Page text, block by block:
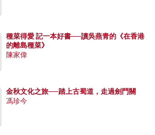
種菜得愛 記一本好書──讀吳燕青的《在香港
的離島種菜》
陳家偉
金秋文化之旅──踏上古蜀道，走過劍門關
馮珍今